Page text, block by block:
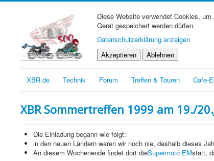
Diese Website verwendet Cookies,
Gerät gespeichert werden dürfen.
Datenschutzerklärung anzeigen
Akzeptieren
Ablehnen
XBR.de Technik Forum Treffen & Touren Cafe-
XBR Sommertreffen 1999 am 19./
Die Einladung begann wie folgt:
in den neuen Ländern waren wir noch nie, deshalb dieses
An diesem Wochenende findet dort dieSupermoto EMstatt,